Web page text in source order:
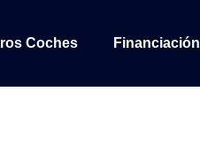
Coches Financiación